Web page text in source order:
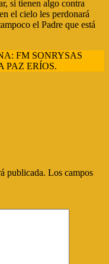
si tienen algo contra
el cielo les perdonará
el Padre que está
FM SONRYSAS
PAZ ERÍOS.
publicada. Los campos